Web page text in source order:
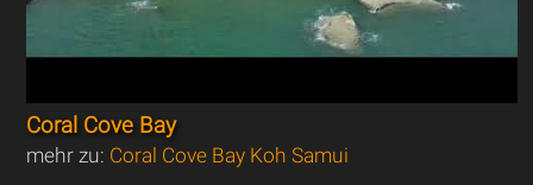
Coral Cove Bay
mehr zu: Coral Cove Bay Koh Samui